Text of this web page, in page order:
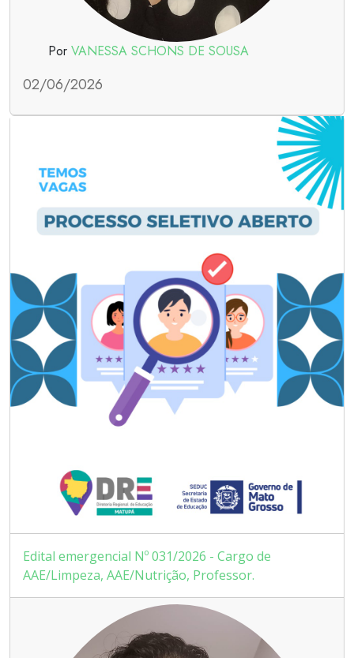
Por VANESSA SCHONS DE SOUSA
02/06/2026
Edital emergencial Nº 031/2026 - Cargo de
AAE/Limpeza, AAE/Nutrição, Professor.